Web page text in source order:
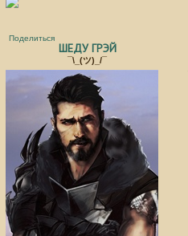
Поделиться
ШЕДУ ГРЭЙ
¯\_(ツ)_/¯